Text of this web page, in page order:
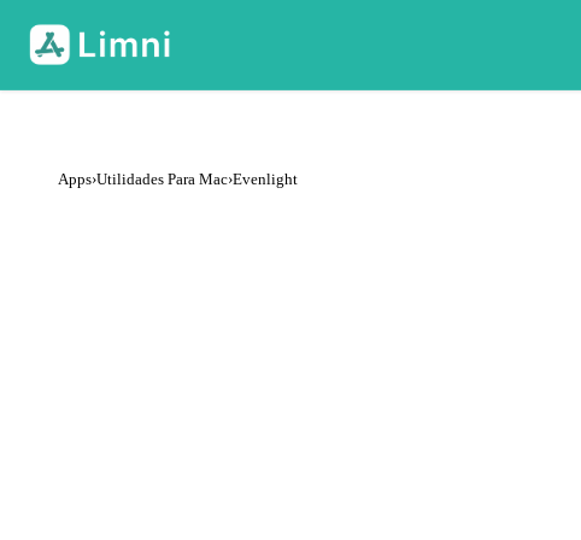
Apps›Utilidades Para Mac›Evenlight